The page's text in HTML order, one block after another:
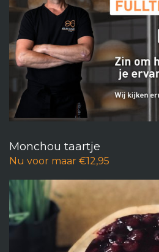
Monchou taartje
Nu voor maar €12,95